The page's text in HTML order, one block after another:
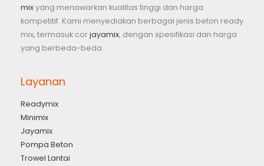
mixyang menawarkan kualitas tinggi dan harga
kompetitif. Kami menyediakan berbagai jenis beton ready
mix, termasuk corjayamix, dengan spesifikasi dan harga
yang berbeda-beda.
Layanan
Readymix
Minimix
Jayamix
Pompa Beton
Trowel Lantai